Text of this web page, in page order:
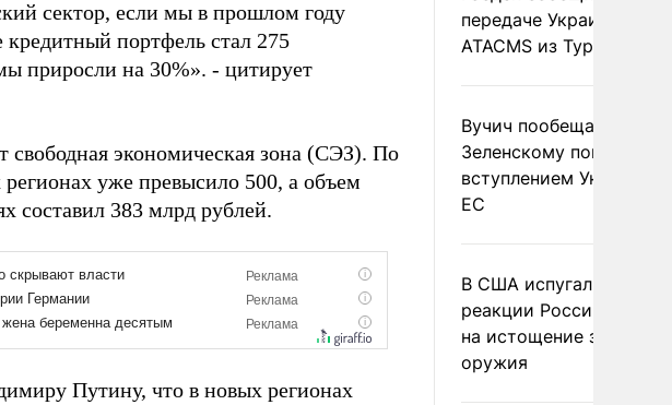
сектор, если мы в прошлом году
кредитный портфель стал 275
приросли на 30%». - цитирует
свободная экономическая зона (СЭЗ). По
уже превысило 500, а объем
составил 383 млрд рублей.
Путину, что в новых регионах
передаче Украине
ATACMS из Турции
Вучич пообещал
Зеленскому помочь со
вступлением Украины в
ЕС
В США испугались
реакции России и
на истощение запасов
оружия